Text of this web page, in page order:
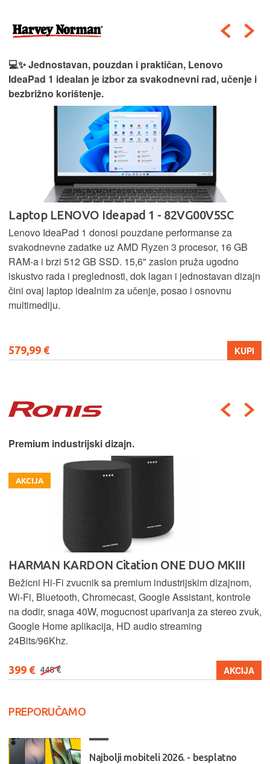
💻✨ Jednostavan, pouzdan i praktičan, Lenovo
IdeaPad 1 idealan je izbor za svakodnevni rad, učenje i
bezbrižno korištenje.
Laptop LENOVO Ideapad 1 - 82VG00V5SC
Lenovo IdeaPad 1 donosi pouzdane performanse za
svakodnevne zadatke uz AMD Ryzen 3 procesor, 16 GB
RAM-a i brzi 512 GB SSD. 15,6" zaslon pruža ugodno
iskustvo rada i preglednosti, dok lagan i jednostavan dizajn
čini ovaj laptop idealnim za učenje, posao i osnovnu
multimediju.
579,99 € KUPI
Premium industrijski dizajn.
AKCIJA
HARMAN KARDON Citation ONE DUO MKIII
Bežicni Hi-Fi zvucnik sa premium industrijskim dizajnom,
Wi-Fi, Bluetooth, Chromecast, Google Assistant, kontrole
na dodir, snaga 40W, mogucnost uparivanja za stereo zvuk,
Google Home aplikacija, HD audio streaming
24Bits/96Khz.
399 € 448 € AKCIJA
PREPORUČAMO
Najbolji mobiteli 2026. - besplatno